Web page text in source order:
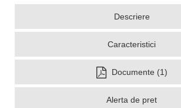
Descriere
Caracteristici
Documente (1)
Alerta de pret